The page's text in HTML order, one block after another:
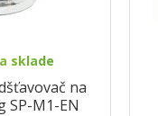
sklade
na
SP-M1-EN